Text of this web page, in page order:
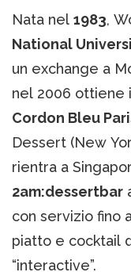
Nata nel 1983,
National
un exchange a
nel 2006 ottiene
Cordon Bleu
Dessert (New
rientra a
2am:dessertbar
con servizio fino
piatto e cocktail
“interactive”.